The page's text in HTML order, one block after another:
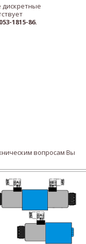
дискретные
1815-86.
вопросам Вы